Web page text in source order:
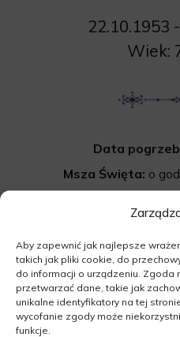
Aby zapewnić jak najlepsze
takich jak pliki cookie, do
do informacji o urządzeniu.
przetwarzać dane, takie jak
unikalne identyfikatory na tej
wycofanie zgody może
funkcje.
22.10.1953
Wiek:
Data
Msza Święta: o
Poznańska 8,
Wyprowadzenie do
Cmentarz:
na cmentarzu
Cmentarna,